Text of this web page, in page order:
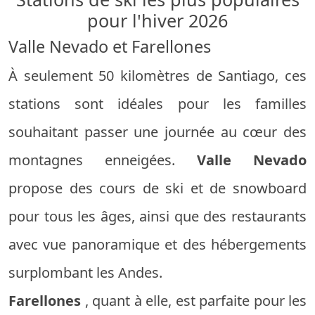
pour l'hiver 2026
Valle Nevado et Farellones
À seulement 50 kilomètres de Santiago, ces
stations sont idéales pour les familles
souhaitant passer une journée au cœur des
montagnes enneigées. Valle Nevado
propose des cours de ski et de snowboard
pour tous les âges, ainsi que des restaurants
avec vue panoramique et des hébergements
surplombant les Andes.
Farellones , quant à elle, est parfaite pour les